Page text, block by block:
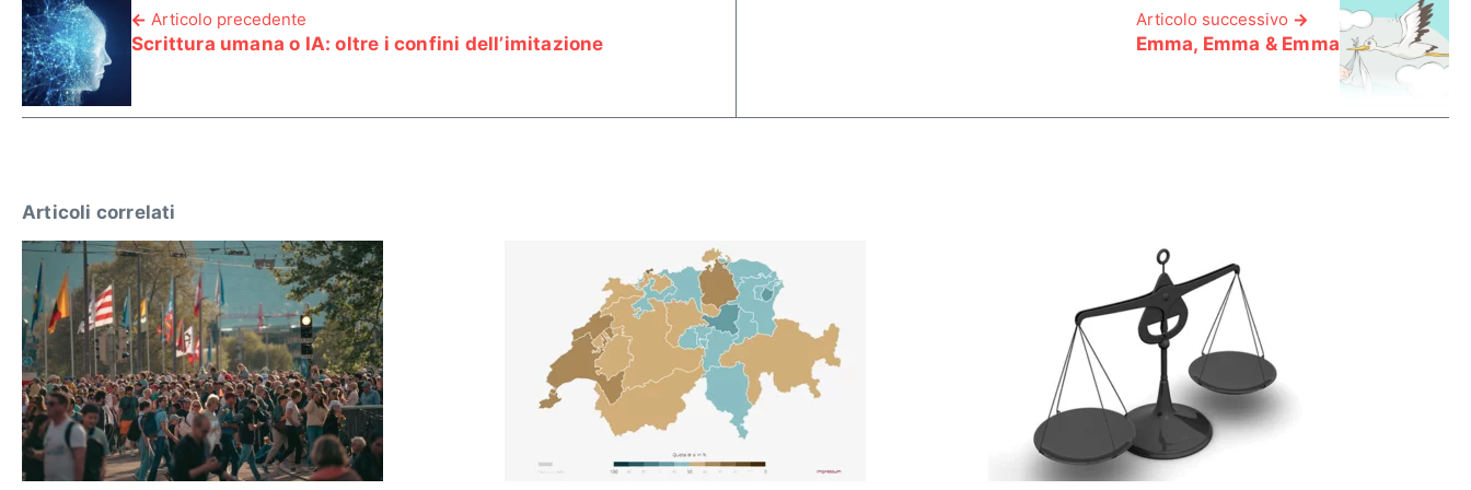
Articolo precedente
Scrittura umana o IA: oltre i confini dell’imitazione
Articolo successivo
Emma, Emma & Emma
Articoli correlati